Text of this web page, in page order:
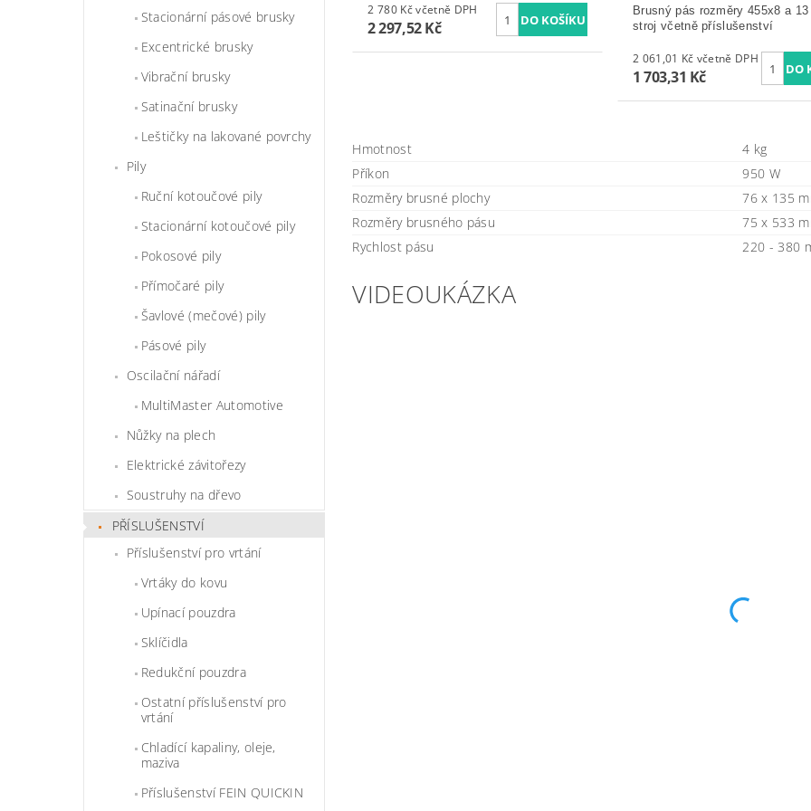
Stacionární pásové brusky
Excentrické brusky
Vibrační brusky
Satinační brusky
Leštičky na lakované povrchy
Pily
Ruční kotoučové pily
Stacionární kotoučové pily
Pokosové pily
Přímočaré pily
Šavlové (mečové) pily
Pásové pily
Oscilační nářadí
MultiMaster Automotive
Nůžky na plech
Elektrické závitořezy
Soustruhy na dřevo
PŘÍSLUŠENSTVÍ
Příslušenství pro vrtání
Vrtáky do kovu
Upínací pouzdra
Sklíčidla
Redukční pouzdra
Ostatní příslušenství pro
vrtání
Chladící kapaliny, oleje,
maziva
Příslušenství FEIN QUICKIN
2 780 Kč včetně DPH
2 297,52 Kč
Brusný pás rozměry 455x8 a 13
stroj včetně příslušenství
2 061,01 Kč včetně DPH
1 703,31 Kč
Hmotnost
4 kg
Příkon
950 W
Rozměry brusné plochy
76 x 135
Rozměry brusného pásu
75 x 533
Rychlost pásu
220 - 380
VIDEOUKÁZKA